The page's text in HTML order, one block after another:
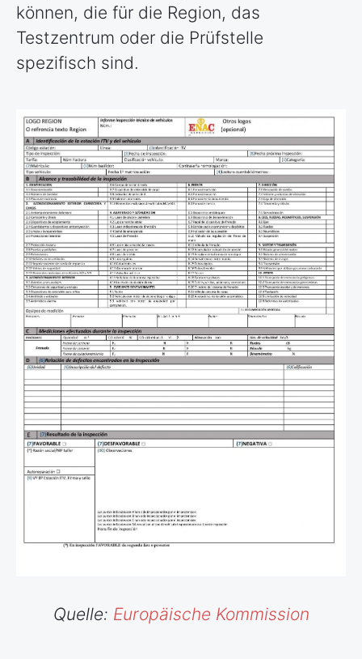
können, die für die Region, das
Testzentrum oder die Prüfstelle
spezifisch sind.
Quelle: Europäische Kommission